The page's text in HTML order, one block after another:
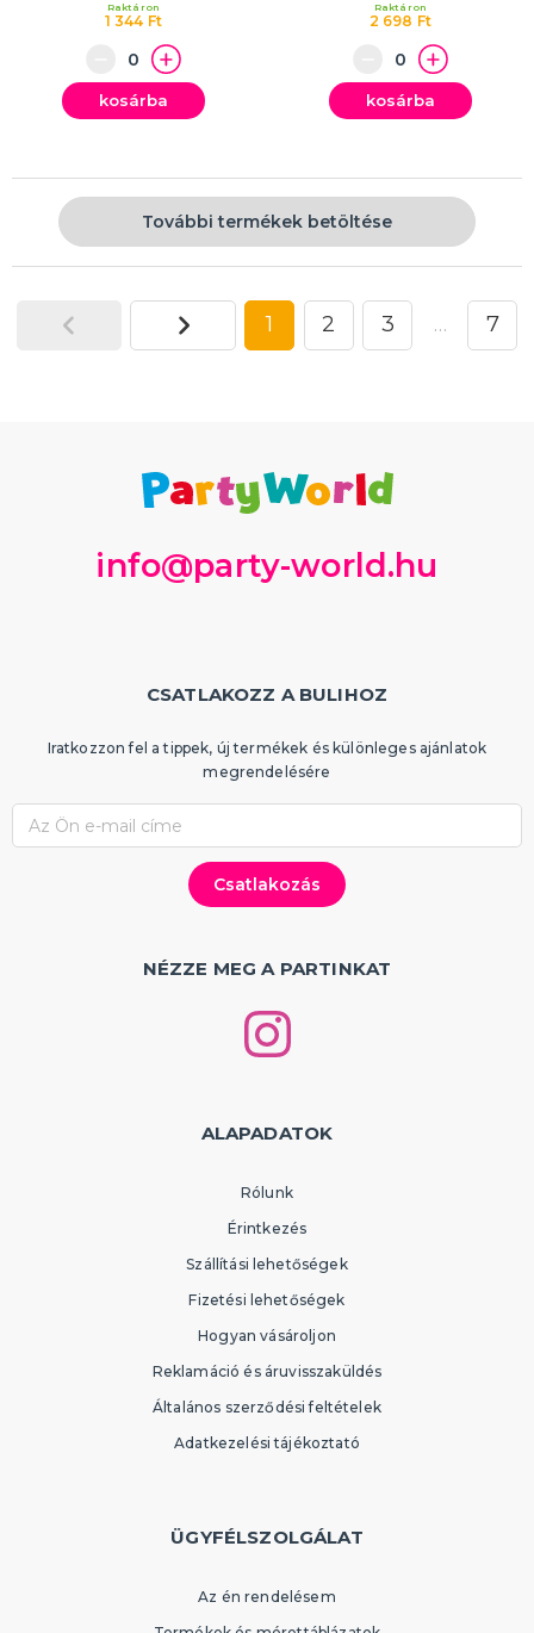
1 344 Ft
Raktáron
kosárba
2 698 Ft
Raktáron
kosárba
További termékek betöltése
1 2 3 … 7
info@party-world.hu
CSATLAKOZZ A BULIHOZ
Iratkozzon fel a tippek, új termékek és különleges ajánlatok
megrendelésére
NÉZZE MEG A PARTINKAT
ALAPADATOK
Rólunk
Érintkezés
Szállítási lehetőségek
Fizetési lehetőségek
Hogyan vásároljon
Reklamáció és áruvisszaküldés
Általános szerződési feltételek
Adatkezelési tájékoztató
ÜGYFÉLSZOLGÁLAT
Az én rendelésem